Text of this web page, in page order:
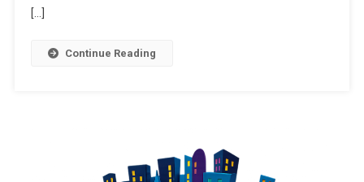
[…]
Continue Reading